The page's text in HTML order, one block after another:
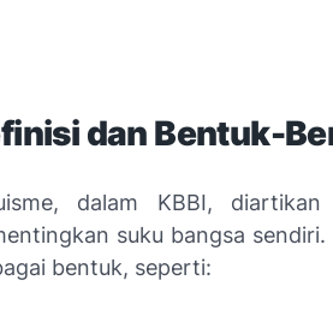
dan Bentuk-
dalam KBBI,
suku bangsa
bentuk, seperti: